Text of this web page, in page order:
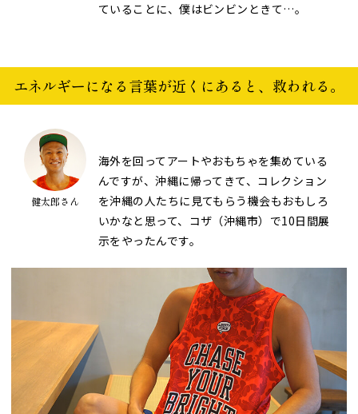
ていることに、僕はビンビンときて…。
エネルギーになる言葉が近くにあると、救われる。
健太郎さん
海外を回ってアートやおもちゃを集めている
んですが、沖縄に帰ってきて、コレクション
を沖縄の人たちに見てもらう機会もおもしろ
いかなと思って、コザ（沖縄市）で10日間展
示をやったんです。